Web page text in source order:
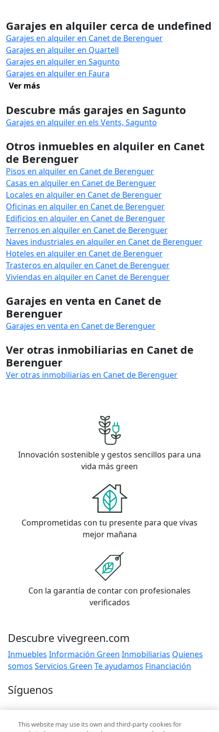
Garajes en alquiler cerca de undefined
Garajes en alquiler en Canet de Berenguer
Garajes en alquiler en Quartell
Garajes en alquiler en Sagunto
Garajes en alquiler en Faura
Ver más
Descubre más garajes en Sagunto
Garajes en alquiler en els Vents, Sagunto
Otros inmuebles en alquiler en Canet
de Berenguer
Pisos en alquiler en Canet de Berenguer
Casas en alquiler en Canet de Berenguer
Locales en alquiler en Canet de Berenguer
Oficinas en alquiler en Canet de Berenguer
Edificios en alquiler en Canet de Berenguer
Terrenos en alquiler en Canet de Berenguer
Naves industriales en alquiler en Canet de Berenguer
Hoteles en alquiler en Canet de Berenguer
Trasteros en alquiler en Canet de Berenguer
Viviendas en alquiler en Canet de Berenguer
Garajes en venta en Canet de
Berenguer
Garajes en venta en Canet de Berenguer
Ver otras inmobiliarias en Canet de
Berenguer
Ver otras inmobiliarias en Canet de Berenguer
Innovación sostenible y gestos sencillos para una
vida más green
Comprometidas con tu presente para que vivas
mejor mañana
Con la garantía de contar con profesionales
verificados
Descubre vivegreen.com
Inmuebles Información Green Inmobiliarias Quienes
somos Servicios Green Te ayudamos Financiación
Síguenos
Contacto
This website may use its own and third-party cookies for